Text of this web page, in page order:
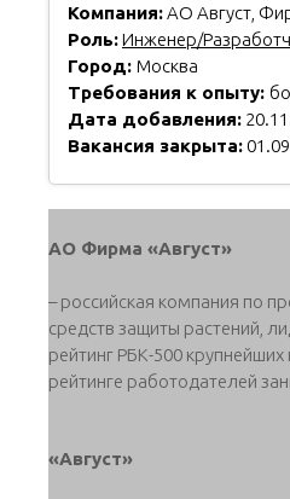
Компания:АО Август,
Роль:Инженер/
Город: Москва
Требования к опыту:
Дата добавления:
Вакансия закрыта:
АО Фирма «Август»
– российская компания по
средств защиты растений,
рейтинг РБК-500 крупнейших
рейтинге работодателей
«Август»